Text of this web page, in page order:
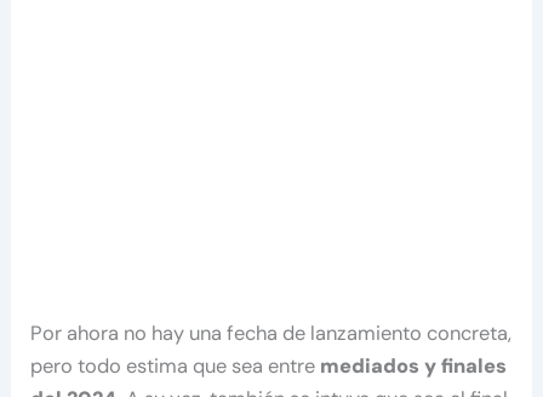
Por ahora no hay una fecha de lanzamiento concreta,
pero todo estima que sea entre mediados y finales